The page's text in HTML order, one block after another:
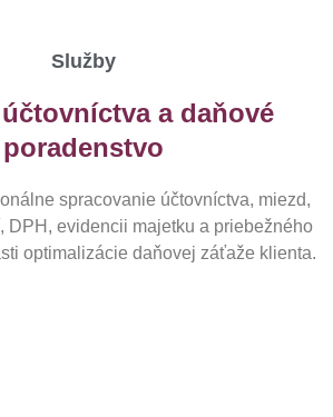
Služby
a daňové
poradenstvo
spracovanie účtovníctva, miezd,
DPH, evidencii majetku a priebežného
optimalizácie daňovej záťaže klienta.